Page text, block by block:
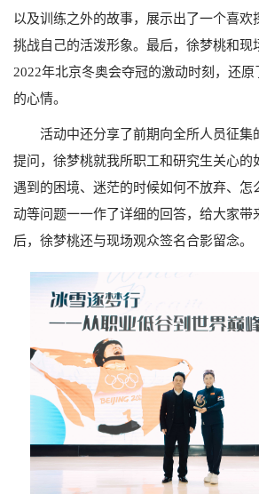
以及训练之外的故事，展示出了一个喜欢
挑战自己的活泼形象。最后，徐梦桃和现
2022年北京冬奥会夺冠的激动时刻，还原
的心情。
活动中还分享了前期向全所人员征集
提问，徐梦桃就我所职工和研究生关心的
遇到的困境、迷茫的时候如何不放弃、怎
动等问题一一作了详细的回答，给大家带
后，徐梦桃还与现场观众签名合影留念。